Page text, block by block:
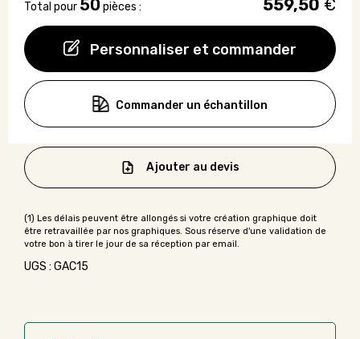
Personnaliser et commander
Total pour 50 pièces : 559,50 €
Commander un échantillon
Ajouter au devis
UGS : GAC15